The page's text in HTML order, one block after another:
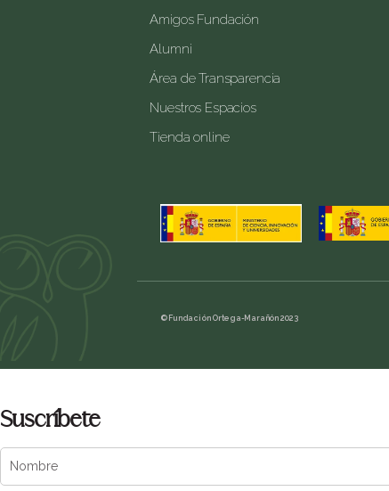
Amigos Fundación
Alumni
Área de Transparencia
Nuestros Espacios
Tienda online
© Fundación Ortega-Marañón 2023
Suscríbete